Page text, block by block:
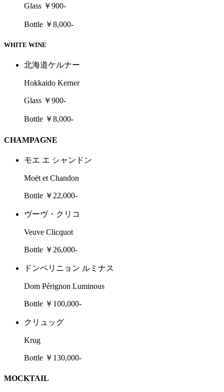
Glass ￥900-
Bottle ￥8,000-
WHITE WINE
北海道ケルナー
Hokkaido Kerner
Glass ￥900-
Bottle ￥8,000-
CHAMPAGNE
モエ エ シャンドン
Moët et Chandon
Bottle ￥22,000-
ヴーヴ・クリコ
Veuve Clicquot
Bottle ￥26,000-
ドンペリニョン ルミナス
Dom Pérignon Luminous
Bottle ￥100,000-
クリュッグ
Krug
Bottle ￥130,000-
MOCKTAIL